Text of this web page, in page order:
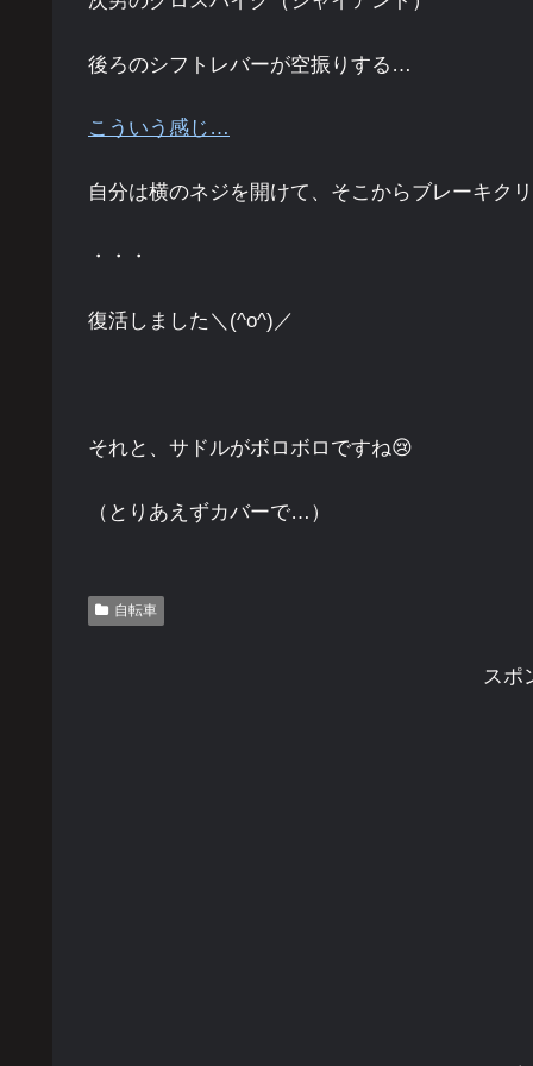
後ろのシフトレバーが空振りする…
こういう感じ…
自分は横のネジを開けて、そこからブレーキク
・・・
復活しました＼(^o^)／
それと、サドルがボロボロですね😢
（とりあえずカバーで…）
自転車
スポ